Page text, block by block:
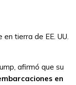
afirmó que su
en